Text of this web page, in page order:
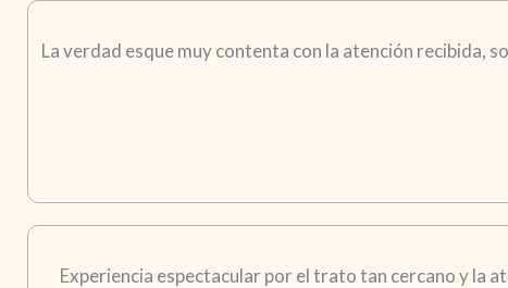
La verdad esque muy contenta con la atención recibida,
Experiencia espectacular por el trato tan cercano y la